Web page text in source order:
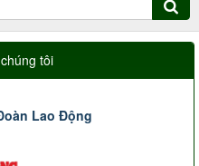
tôi
Lao Động